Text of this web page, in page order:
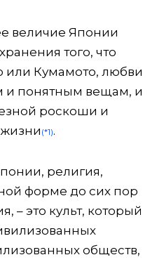
величие Японии
того, что
или Кумамото, любви
и понятным вещам, и
роскоши и
жизни (*1).
религия,
форме до сих пор
– это культ, который
обществ,